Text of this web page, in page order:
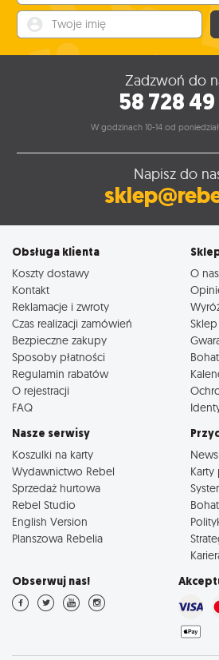
Zadzwoń do
58 728 49
W godzinach 10-14 od
Napisz do
Obsługa klienta
Koszty dostawy
Kontakt
Reklamacje i zwroty
Czas realizacji zamówień
Bezpieczne zakupy
Sposoby płatności
Regulamin rabatów
O rejestracji
FAQ
O nas
Nasze serwisy
Koszulki na karty
Wydawnictwo Rebel
Sprzedaż hurtowa
Rebel Studio
English Version
Planszowa Rebelia
Obserwuj nas!